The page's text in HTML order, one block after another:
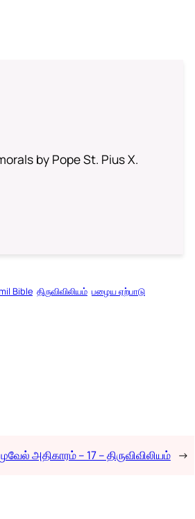
by Pope St. Pius X.
Bible திருவிவிலியம் பழைய ஏற்பாடு
அதிகாரம் – 17 – திருவிவிலியம் →